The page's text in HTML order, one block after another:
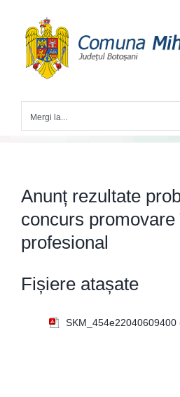
content
Mergi la...
Anunț rezultate
concurs promovare
profesional
Fișiere atașate
SKM_454e22040609400